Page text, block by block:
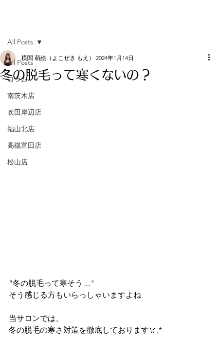
All Posts
コラム
南茨木店
吹田岸辺店
福山北店
高槻富田店
松山店
All Posts
冬の脱毛って寒くないの？
横関 萌絵（よこぜき もえ） 2024年1月14日
"冬の脱毛って寒そう…"
そう感じる方もいらっしゃいますよね‪‪
当サロンでは、
冬の脱毛の寒さ対策を徹底しております🧣.*